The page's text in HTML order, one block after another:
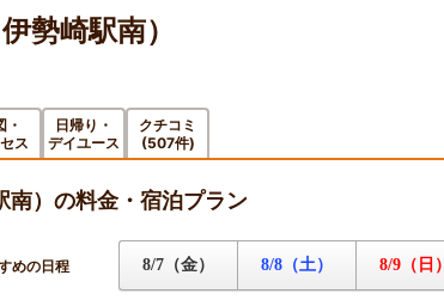
勢崎駅南）
・
ス
日帰り・
デイユース
クチコミ
(507件)
南）の料金・宿泊プラン
めの日程 8/7（金） 8/8（土） 8/9（日）